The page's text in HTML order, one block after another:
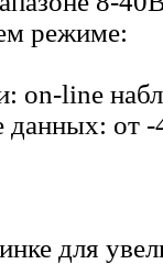
режиме:
on-line
данных: от
для